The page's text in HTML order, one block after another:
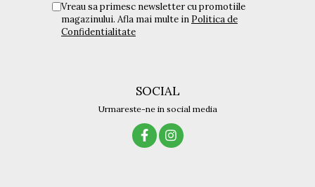
Vreau sa primesc newsletter cu promotiile
magazinului. Afla mai multe in Politica de
Confidentialitate
SOCIAL
Urmareste-ne in social media